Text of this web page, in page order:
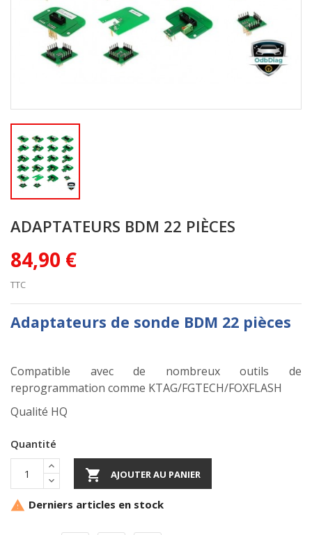
ADAPTATEURS BDM 22 PIÈCES
84,90 €
TTC
Adaptateurs de sonde BDM 22 pièces
Compatible avec de nombreux outils de
reprogrammation comme KTAG/FGTECH/FOXFLASH
Qualité HQ
Quantité
 AJOUTER AU PANIER
 Derniers articles en stock